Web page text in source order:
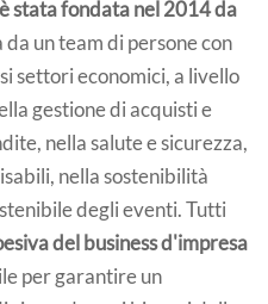
stata fondata nel 2014 da
un team di persone con
settori economici, a livello
gestione di acquisti e
nella salute e sicurezza,
nella sostenibilità
degli eventi. Tutti
del business d'impresa
per garantire un